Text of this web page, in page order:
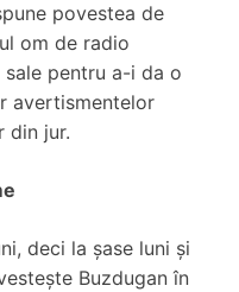
povestea de
om de radio
pentru a-i da o
avertismentelor
din jur.
deci la șase luni și
Buzdugan în